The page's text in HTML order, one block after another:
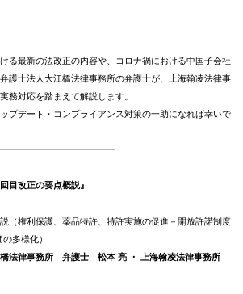
る最新の法改正の内容や、コロナ禍における中国子会社
護士法人大江橋法律事務所の弁護士が、上海翰凌法律事
務対応を踏まえて解説します。
プデート・コンプライアンス対策の一助になれば幸いで
改正の要点概説』
権利保護、薬品特許、特許実施の促進－開放許諾制度
多様化）
橋法律事務所 弁護士 松本 亮 ・ 上海翰凌法律事務所